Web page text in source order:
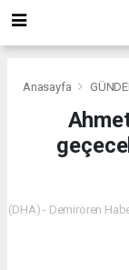
Anasayfa
(DHA) - Demirören